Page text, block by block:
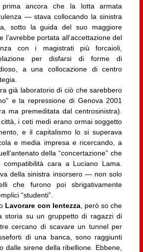
ancora che la lotta armata
— stava collocando la sinistra
sotto la guida del suo maggiore
l’avrebbe portata all’accettazione del
con i magistrati più forcaioli,
per disfarsi di forme di
a una collocazione di centro
già laboratorio di ciò che sarebbero
e la repressione di Genova 2001
ma premeditata dal centrosinistra).
i ceti medi erano ormai soggetto
e il capitalismo lo si superava
e media impresa e ricercando, a
della “concertazione” che
cara a Luciano Lama.
della sinistra insorsero — non solo
che furono poi sbrigativamente
“studenti”.
Lavorare con lentezza, però so che
storia su un gruppetto di ragazzi di
cercano di scavare un tunnel per
di una banca, sono raggiunti
dalle sirene della ribellione. Ebbene,